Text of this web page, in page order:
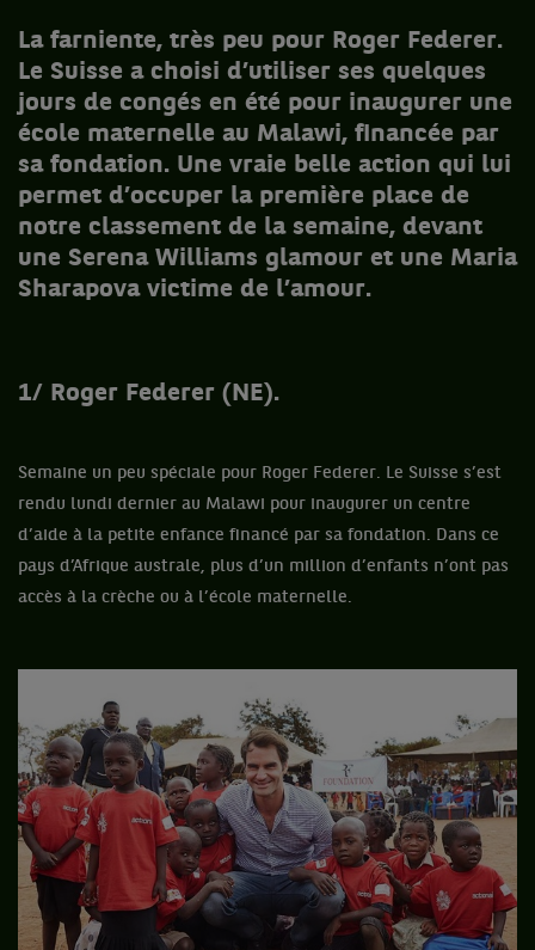
La farniente, très peu pour Roger Federer.
Le Suisse a choisi d’utiliser ses quelques
jours de congés en été pour inaugurer une
école maternelle au Malawi, financée par
sa fondation. Une vraie belle action qui lui
permet d’occuper la première place de
notre classement de la semaine, devant
une Serena Williams glamour et une Maria
Sharapova victime de l’amour.
1/ Roger Federer (NE).
Semaine un peu spéciale pour Roger Federer. Le Suisse s’est
rendu lundi dernier au Malawi pour inaugurer un centre
d’aide à la petite enfance financé par sa fondation. Dans ce
pays d’Afrique australe, plus d’un million d’enfants n’ont pas
accès à la crèche ou à l’école maternelle.